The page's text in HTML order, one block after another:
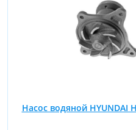
Насос водяной HYUNDAI